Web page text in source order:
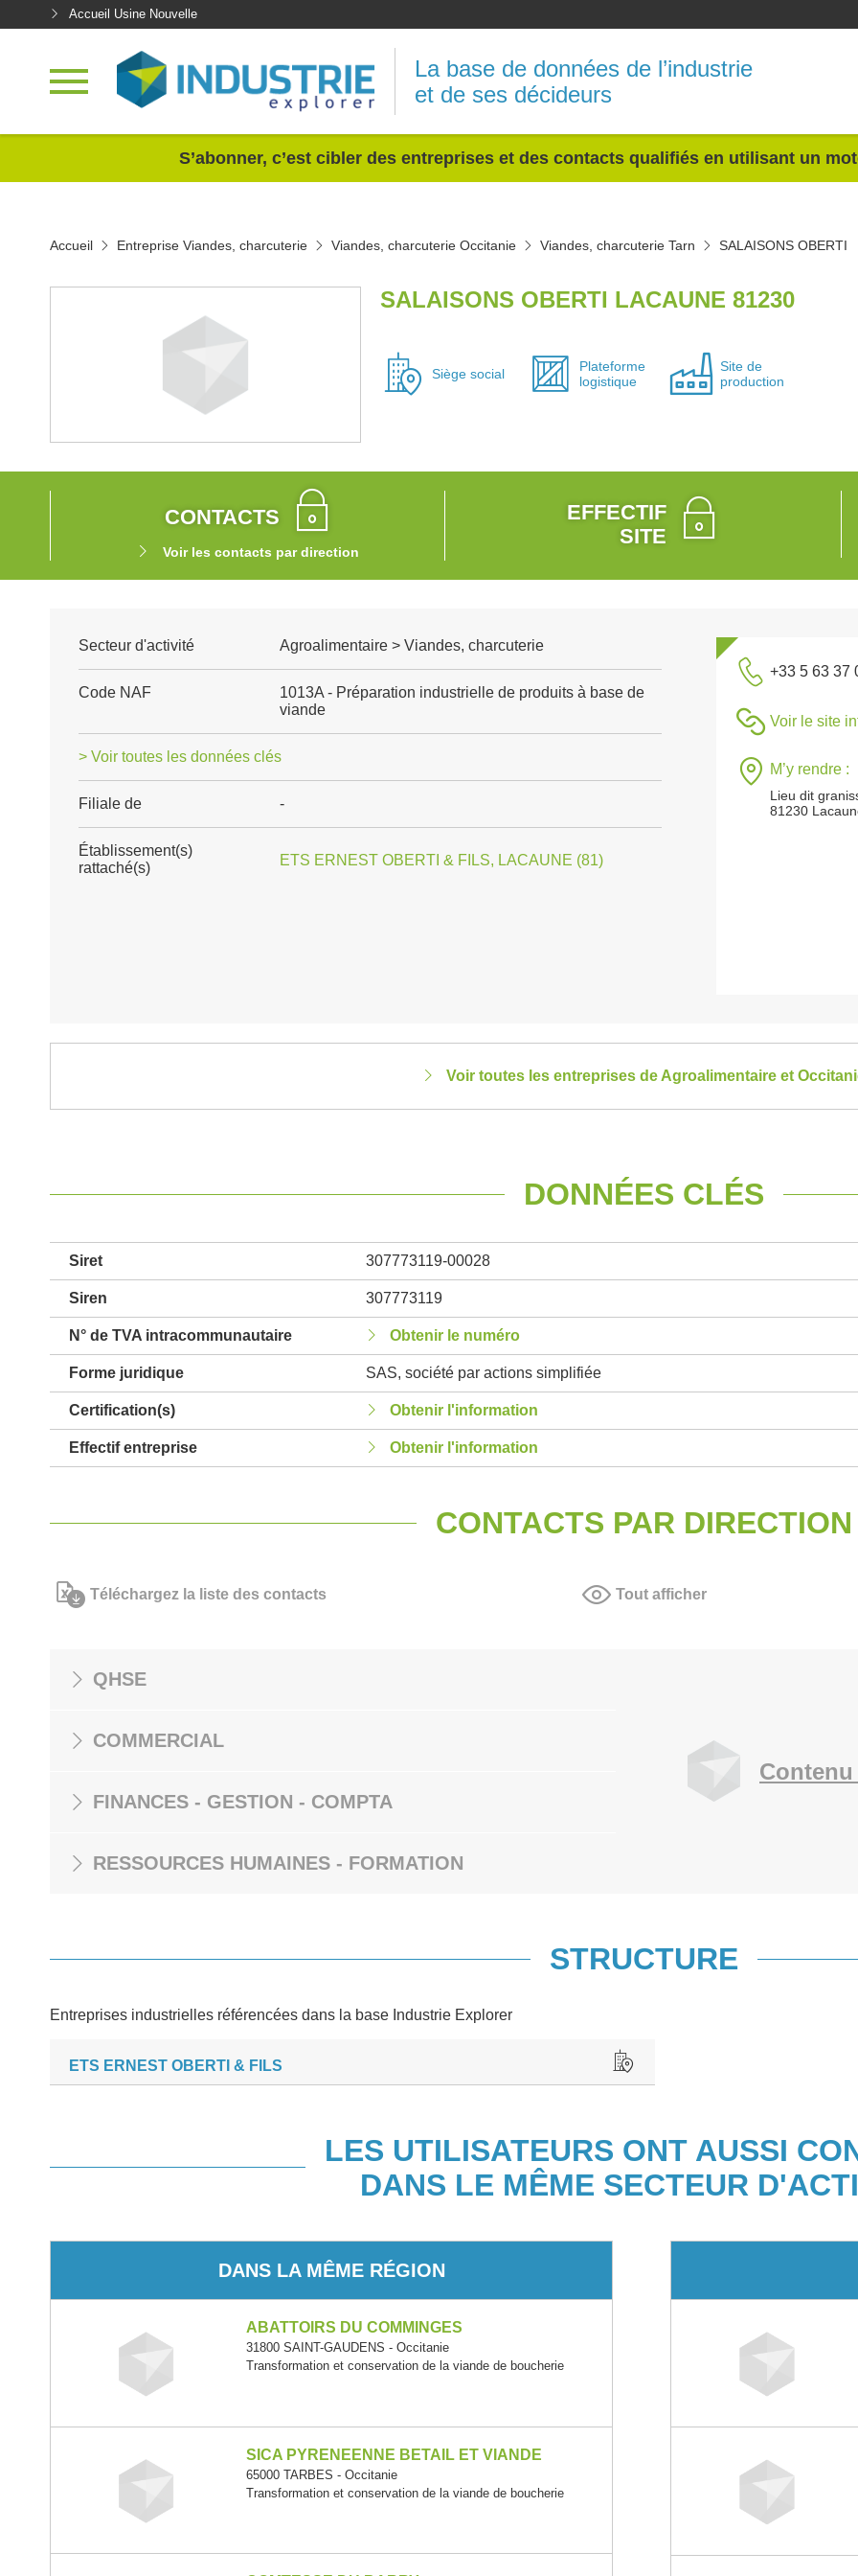
Accueil Usine Nouvelle
La base de données de l’industrie
et de ses décideurs
S’abonner, c’est cibler des entreprises et des contacts qualifiés en utilisant un
Accueil Entreprise Viandes, charcuterie Viandes, charcuterie Occitanie Viandes, charcuterie Tarn SALAISONS OBERTI
SALAISONS OBERTI LACAUNE 81230
Siège social
Plateforme
logistique
Site de
production
CONTACTS
Voir les contacts par direction
EFFECTIF
SITE
Secteur d'activité Agroalimentaire > Viandes, charcuterie
Code NAF
1013A - Préparation industrielle de produits à base de
viande
> Voir toutes les données clés
Filiale de -
Établissement(s)
rattaché(s)
ETS ERNEST OBERTI & FILS, LACAUNE (81)
+33 5 63 37
Voir le site
M’y rendre :
Lieu dit
81230
Voir toutes les entreprises de Agroalimentaire et
DONNÉES CLÉS
Siret 307773119-00028
Siren 307773119
N° de TVA intracommunautaire Obtenir le numéro
Forme juridique SAS, société par actions simplifiée
Certification(s) Obtenir l'information
Effectif entreprise Obtenir l'information
CONTACTS PAR DIRECTION
Téléchargez la liste des contacts Tout afficher
QHSE
COMMERCIAL
FINANCES - GESTION - COMPTA
RESSOURCES HUMAINES - FORMATION
STRUCTURE
Entreprises industrielles référencées dans la base Industrie Explorer
ETS ERNEST OBERTI & FILS
LES UTILISATEURS ONT AUSSI
DANS LE MÊME SECTEUR
DANS LA MÊME RÉGION
ABATTOIRS DU COMMINGES
31800 SAINT-GAUDENS - Occitanie
Transformation et conservation de la viande de boucherie
SICA PYRENEENNE BETAIL ET VIANDE
65000 TARBES - Occitanie
Transformation et conservation de la viande de boucherie